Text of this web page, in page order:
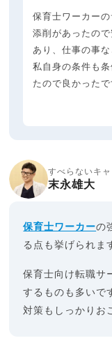
保育士ワーカー
添削があったの
あり、仕事の事
私自身の条件も
たので良かったで
すべらないキ
末永雄大
保育士ワーカーの
る点も挙げられま
保育士向け転職サ
するものも多いで
対策もしっかりお